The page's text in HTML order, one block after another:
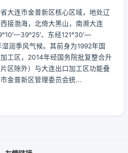
大连市金普新区核心区域，地处辽
接渤海，北倚大黑山，南濒大连
、东经121°30′—
湿润季风气候。其前身为1992年国
工区，2014年经国务院批复整合升
区除外）与大连出口加工区功能叠
金普新区管理委员会统...